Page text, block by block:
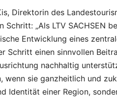
Direktorin des
Schritt: „Als LTV SACHSEN
Entwicklung eines
Schritt einen sinnvollen
nachhaltig
wenn sie ganzheitlich und
Identität einer Region,